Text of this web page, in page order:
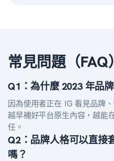
常見問題（FAQ）
Q1：為什麼 2023 年品
因為使用者正在 IG 看見品牌
越早補好平台原生內容，越能
任。
Q2：品牌人格可以直接
嗎？